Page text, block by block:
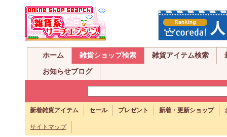
ホーム 雑貨ショップ検索 雑貨アイテム検索
お知らせブログ
新着雑貨アイテム セール プレゼント 新着・更新ショップ
サイトマップ